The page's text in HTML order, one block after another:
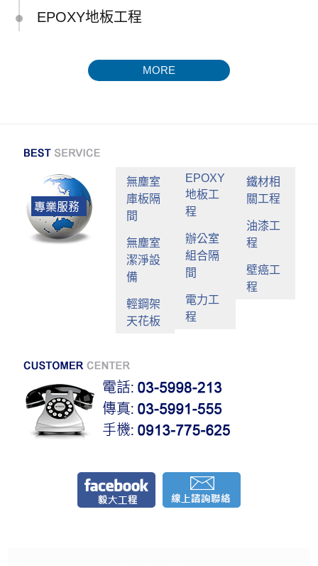
EPOXY地板工程
MORE
無塵室
庫板隔
間
無塵室
潔淨設
備
輕鋼架
天花板
EPOXY
地板工
程
辦公室
組合隔
間
電力工
程
鐵材相
關工程
油漆工
程
壁癌工
程